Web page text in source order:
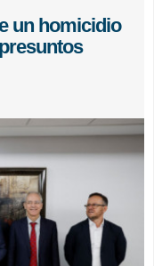
un homicidio